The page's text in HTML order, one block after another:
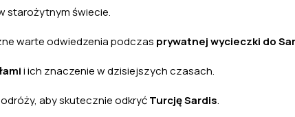
starożytnym świecie.
warte odwiedzenia podczas prywatnej wycieczki do
i ich znaczenie w dzisiejszych czasach.
aby skutecznie odkryćTurcję Sardis.